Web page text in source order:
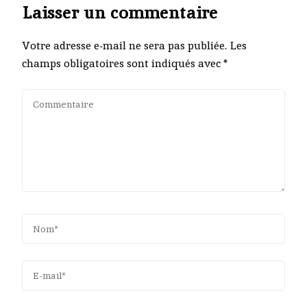
Laisser un commentaire
Votre adresse e-mail ne sera pas publiée. Les
champs obligatoires sont indiqués avec*